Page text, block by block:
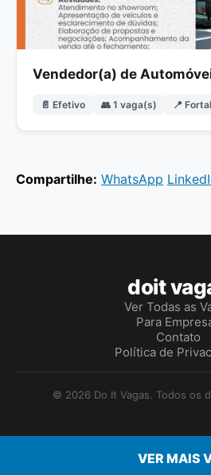
Vendedor(a) de
📄 Efetivo 👥 1 vaga(s) 📍
Compartilhe: WhatsApp
VER MAIS
doit
Ver Todas as
Para
Contato
Política de
© 2026 Do It Vagas. Todos os